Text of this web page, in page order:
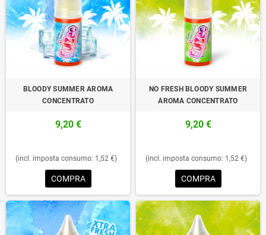
BLOODY SUMMER AROMA
CONCENTRATO
9,20 €
(incl. imposta consumo: 1,52 €)
COMPRA
NO FRESH BLOODY SUMMER
AROMA CONCENTRATO
9,20 €
(incl. imposta consumo: 1,52 €)
COMPRA